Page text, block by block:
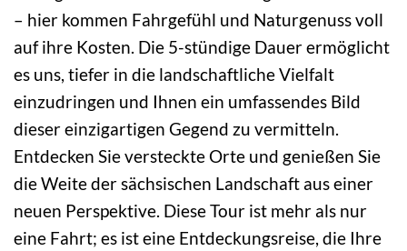
– hier kommen Fahrgefühl und Naturgenuss voll
auf ihre Kosten. Die 5-stündige Dauer ermöglicht
es uns, tiefer in die landschaftliche Vielfalt
einzudringen und Ihnen ein umfassendes Bild
dieser einzigartigen Gegend zu vermitteln.
Entdecken Sie versteckte Orte und genießen Sie
die Weite der sächsischen Landschaft aus einer
neuen Perspektive. Diese Tour ist mehr als nur
eine Fahrt; es ist eine Entdeckungsreise, die Ihre